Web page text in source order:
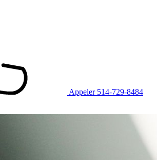
Appeler 514-729-8484